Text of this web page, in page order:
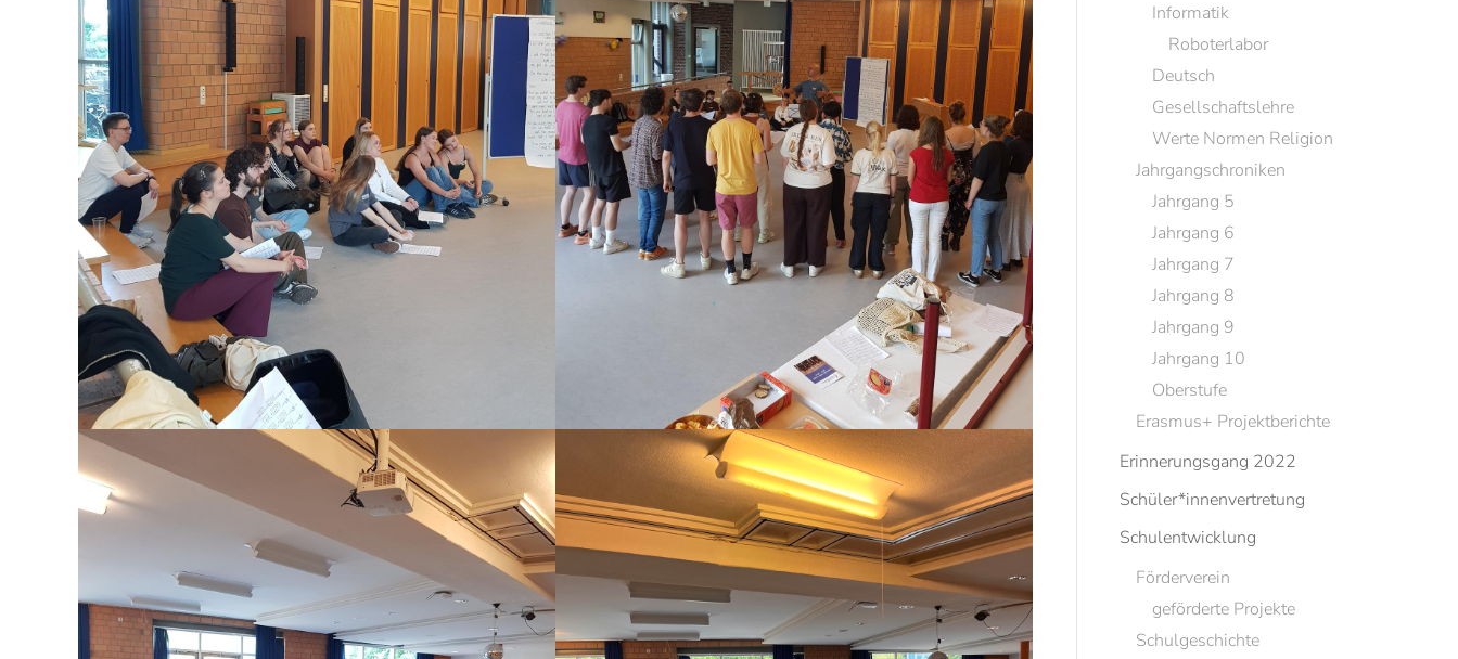
Informatik
Roboterlabor
Deutsch
Gesellschaftslehre
Werte Normen Religion
Jahrgangschroniken
Jahrgang 5
Jahrgang 6
Jahrgang 7
Jahrgang 8
Jahrgang 9
Jahrgang 10
Oberstufe
Erasmus+ Projektberichte
Erinnerungsgang 2022
Schüler*innenvertretung
Schulentwicklung
Förderverein
geförderte Projekte
Schulgeschichte